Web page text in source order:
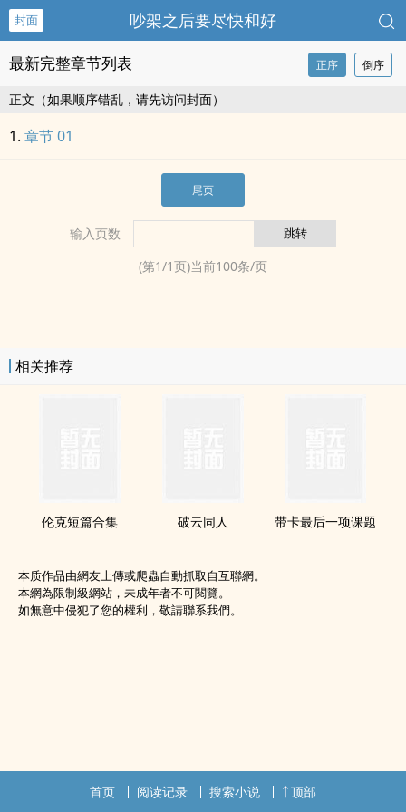
封面 吵架之后要尽快和好
最新完整章节列表 正序 倒序
正文（如果顺序错乱，请先访问封面）
章节 01
尾页
输入页数
(第1/1页)当前100条/页
相关推荐
伦克短篇合集 破云同人 带卡最后一项课题
本质作品由網友上傳或爬蟲自動抓取自互聯網。
本網為限制級網站，未成年者不可閱覽。
如無意中侵犯了您的權利，敬請聯系我們。
首页 阅读记录 搜索小说 顶部